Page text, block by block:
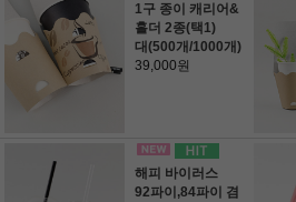
1구 종이 캐리어&
홀더 2종(택1)
대(500개/1000개)
39,000원
해피 바이러스
92파이,84파이 겸